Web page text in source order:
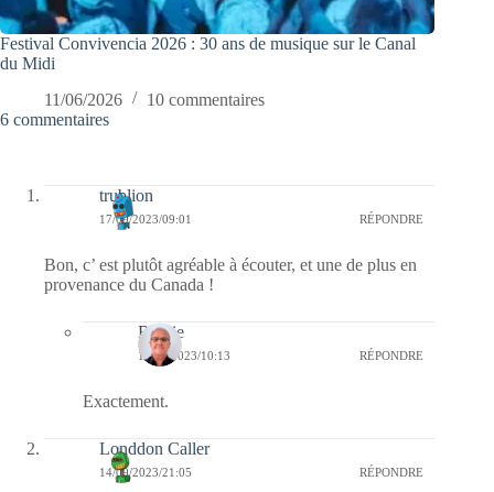
Festival Convivencia 2026 : 30 ans de musique sur le Canal
du Midi
11/06/2026
10 commentaires
6 commentaires
trublion
17/09/2023/09:01 RÉPONDRE
Bon, c’ est plutôt agréable à écouter, et une de plus en
provenance du Canada !
Bernie
17/09/2023/10:13 RÉPONDRE
Exactement.
Londdon Caller
14/09/2023/21:05 RÉPONDRE